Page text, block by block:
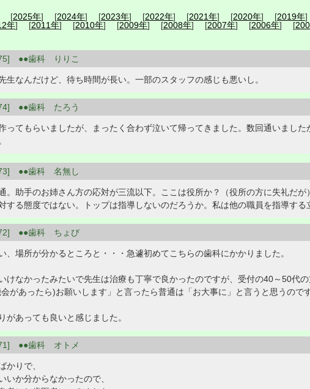
[2025年] [2024年] [2023年] [2022年] [2021年] [2020年] [2019年
年] [2011年] [2010年] [2009年] [2008年] [2007年] [2006年] [
●●歯科 りりこ
生なんだけど、待ち時間が長い。一部のスタッフの感じも悪いし。
●●歯科 たろう
ってもらいましたが、まったく合わず泣いて帰ってきました。数回通いまし
●●歯科 名無し
。助手のお姉さん方の応対が三流以下。ここは役所か？（役所の方に失礼だ
する態度ではない。トップは指導しないのだろうか。私は他の職員を指導する
72] ●●歯科 ちょび
、場所が分かるところと・・・急遽初めてこちらの歯科にかかりました。
けなかったみたいで先生は治療も丁寧で良かったのですが、受付の40～50代
があったら)お願いします」と言ったら普通は「お大事に」と言うと思うので
があっても良いと感じました。
●●歯科 オトメ
かりで、
いか分からなかったので、